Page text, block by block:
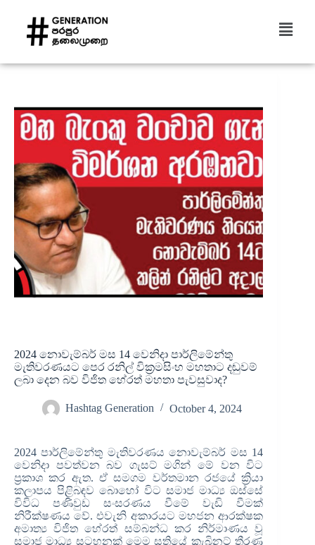
2024 නොවැම්බර් මස 14 වෙනිදා පාර්ලිමේන්තු
මැතිවරණයට පෙර රනිල් වික්‍රමසිංහ මහතාට දඬුවම්
ලබා දෙන බව විජිත හේරත් මහතා පැවසුවාද?
Hashtag Generation October 4, 2024
2024 පාර්ලිමේන්තු මැතිවරණය නොවැම්බර් මස 14
වෙනිදා පවත්වන බව ගැසට් මගින් මේ වන විට
ප්‍රකාශ කර ඇත. ඒ සමගම වර්තමාන රජයේ ක්‍රියා
කලාපය පිළිබඳව බොහෝ විට සමාජ මාධ්‍ය ඔස්සේ
විවිධ පණිවුඩ සංසරණය වීමේ වැඩි වීමක්
නිරීක්ෂණය වේ. එවැනි අකාරයට මහජන ආරක්ෂක
අමාත්‍ය විජිත හේරත් සම්බන්ධ කර නිර්මාණය වූ
සමාජ මාධ්‍ය සටහනක් මෙම සතියේ කැබිනට් තීරණ